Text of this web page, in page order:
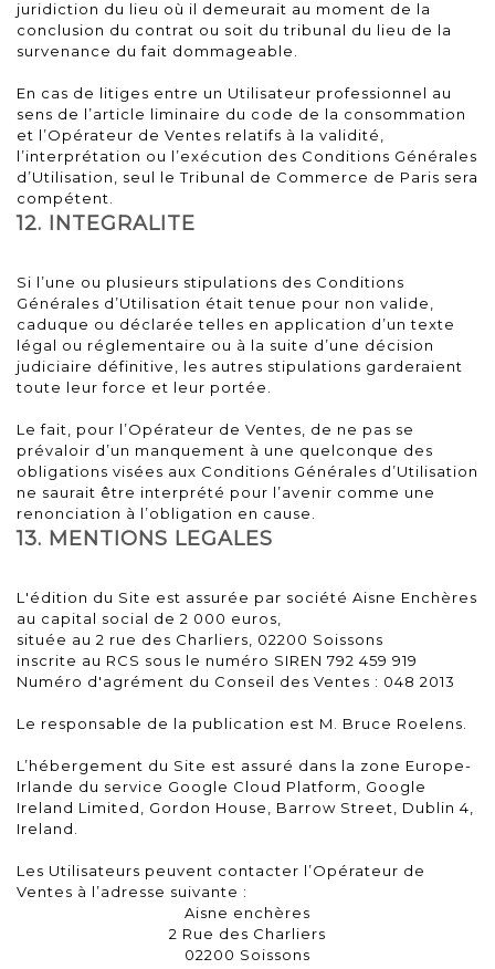
juridiction du lieu où il demeurait au moment de la
conclusion du contrat ou soit du tribunal du lieu de la
survenance du fait dommageable.
En cas de litiges entre un Utilisateur professionnel au
sens de l’article liminaire du code de la consommation
et l’Opérateur de Ventes relatifs à la validité,
l’interprétation ou l’exécution des Conditions Générales
d’Utilisation, seul le Tribunal de Commerce de Paris sera
compétent.
12. INTEGRALITE
Si l’une ou plusieurs stipulations des Conditions
Générales d’Utilisation était tenue pour non valide,
caduque ou déclarée telles en application d’un texte
légal ou réglementaire ou à la suite d’une décision
judiciaire définitive, les autres stipulations garderaient
toute leur force et leur portée.
Le fait, pour l’Opérateur de Ventes, de ne pas se
prévaloir d’un manquement à une quelconque des
obligations visées aux Conditions Générales d’Utilisation
ne saurait être interprété pour l’avenir comme une
renonciation à l’obligation en cause.
13. MENTIONS LEGALES
L'édition du Site est assurée par société Aisne Enchères
au capital social de 2 000 euros,
située au 2 rue des Charliers, 02200 Soissons
inscrite au RCS sous le numéro SIREN 792 459 919
Numéro d'agrément du Conseil des Ventes : 048 2013
Le responsable de la publication est M. Bruce Roelens.
L’hébergement du Site est assuré dans la zone Europe-
Irlande du service Google Cloud Platform, Google
Ireland Limited, Gordon House, Barrow Street, Dublin 4,
Ireland.
Les Utilisateurs peuvent contacter l’Opérateur de
Ventes à l’adresse suivante :
Aisne enchères
2 Rue des Charliers
02200 Soissons